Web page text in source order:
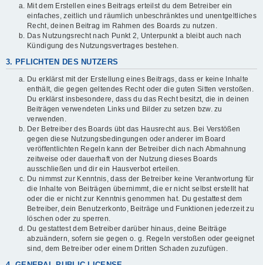
Mit dem Erstellen eines Beitrags erteilst du dem Betreiber ein
einfaches, zeitlich und räumlich unbeschränktes und unentgeltliches
Recht, deinen Beitrag im Rahmen des Boards zu nutzen.
Das Nutzungsrecht nach Punkt 2, Unterpunkt a bleibt auch nach
Kündigung des Nutzungsvertrages bestehen.
3. PFLICHTEN DES NUTZERS
Du erklärst mit der Erstellung eines Beitrags, dass er keine Inhalte
enthält, die gegen geltendes Recht oder die guten Sitten verstoßen.
Du erklärst insbesondere, dass du das Recht besitzt, die in deinen
Beiträgen verwendeten Links und Bilder zu setzen bzw. zu
verwenden.
Der Betreiber des Boards übt das Hausrecht aus. Bei Verstößen
gegen diese Nutzungsbedingungen oder anderer im Board
veröffentlichten Regeln kann der Betreiber dich nach Abmahnung
zeitweise oder dauerhaft von der Nutzung dieses Boards
ausschließen und dir ein Hausverbot erteilen.
Du nimmst zur Kenntnis, dass der Betreiber keine Verantwortung für
die Inhalte von Beiträgen übernimmt, die er nicht selbst erstellt hat
oder die er nicht zur Kenntnis genommen hat. Du gestattest dem
Betreiber, dein Benutzerkonto, Beiträge und Funktionen jederzeit zu
löschen oder zu sperren.
Du gestattest dem Betreiber darüber hinaus, deine Beiträge
abzuändern, sofern sie gegen o. g. Regeln verstoßen oder geeignet
sind, dem Betreiber oder einem Dritten Schaden zuzufügen.